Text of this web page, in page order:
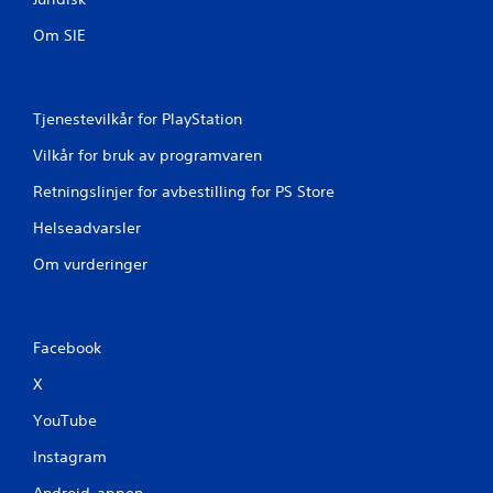
h
p
i
k
i
Om SIE
Tjenestevilkår for PlayStation
Vilkår for bruk av programvaren
Retningslinjer for avbestilling for PS Store
Helseadvarsler
Om vurderinger
Facebook
X
YouTube
Instagram